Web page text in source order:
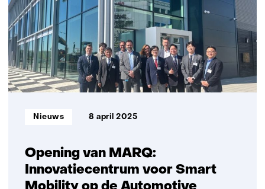
laden
voor
logistiek
op
de
Maasvlakte
Opening van MARQ:
Innovatiecentrum voor Smart
Informatietype:
Nieuws 8 april 2025